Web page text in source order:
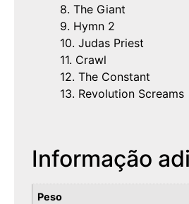
8. The Giant
9. Hymn 2
10. Judas Priest
11. Crawl
12. The Constant
13. Revolution Screams
Informação
Peso